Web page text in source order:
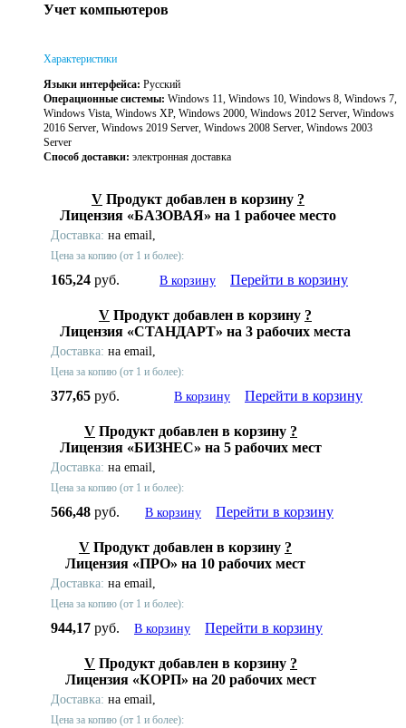
Учет компьютеров
Характеристики
Языки интерфейса: Русский
Операционные системы: Windows 11, Windows 10, Windows 8, Windows 7,
Windows Vista, Windows XP, Windows 2000, Windows 2012 Server, Windows
2016 Server, Windows 2019 Server, Windows 2008 Server, Windows 2003
Server
Способ доставки: электронная доставка
V Продукт добавлен в корзину ?
Лицензия «БАЗОВАЯ» на 1 рабочее место
Доставка: на email,
Цена за копию (от 1 и более):
165,24 руб. В корзину Перейти в корзину
V Продукт добавлен в корзину ?
Лицензия «СТАНДАРТ» на 3 рабочих места
Доставка: на email,
Цена за копию (от 1 и более):
377,65 руб. В корзину Перейти в корзину
V Продукт добавлен в корзину ?
Лицензия «БИЗНЕС» на 5 рабочих мест
Доставка: на email,
Цена за копию (от 1 и более):
566,48 руб. В корзину Перейти в корзину
V Продукт добавлен в корзину ?
Лицензия «ПРО» на 10 рабочих мест
Доставка: на email,
Цена за копию (от 1 и более):
944,17 руб. В корзину Перейти в корзину
V Продукт добавлен в корзину ?
Лицензия «КОРП» на 20 рабочих мест
Доставка: на email,
Цена за копию (от 1 и более):